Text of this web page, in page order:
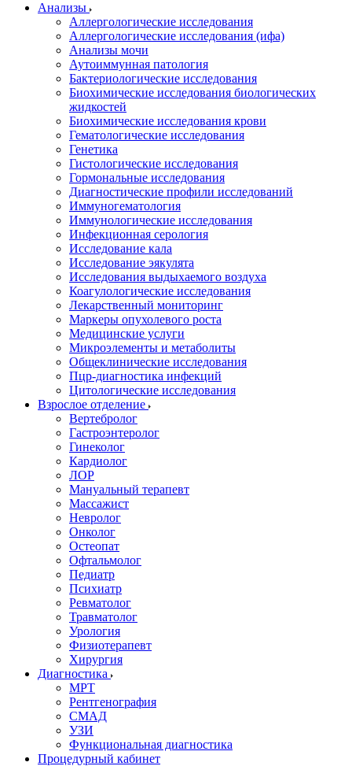
Анализы
Аллергологические исследования
Аллергологические исследования (ифа)
Анализы мочи
Аутоиммунная патология
Бактериологические исследования
Биохимические исследования биологических
жидкостей
Биохимические исследования крови
Гематологические исследования
Генетика
Гистологические исследования
Гормональные исследования
Диагностические профили исследований
Иммуногематология
Иммунологические исследования
Инфекционная серология
Исследование кала
Исследование эякулята
Исследования выдыхаемого воздуха
Коагулологические исследования
Лекарственный мониторинг
Маркеры опухолевого роста
Медицинские услуги
Микроэлементы и метаболиты
Общеклинические исследования
Пцр-диагностика инфекций
Цитологические исследования
Взрослое отделение
Вертебролог
Гастроэнтеролог
Гинеколог
Кардиолог
ЛОР
Мануальный терапевт
Массажист
Невролог
Онколог
Остеопат
Офтальмолог
Педиатр
Психиатр
Ревматолог
Травматолог
Урология
Физиотерапевт
Хирургия
Диагностика
МРТ
Рентгенография
СМАД
УЗИ
Функциональная диагностика
Процедурный кабинет